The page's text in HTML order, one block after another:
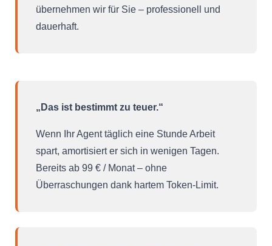
übernehmen wir für Sie – professionell und
dauerhaft.
„Das ist bestimmt zu teuer.“
Wenn Ihr Agent täglich eine Stunde Arbeit
spart, amortisiert er sich in wenigen Tagen.
Bereits ab 99 € / Monat – ohne
Überraschungen dank hartem Token-Limit.